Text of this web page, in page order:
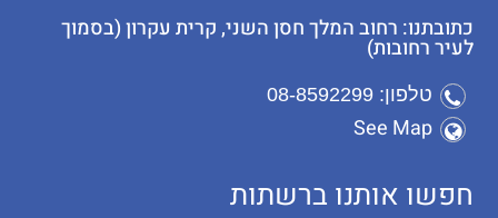
כתובתנו: רחוב המלך חסן השני, קרית עקרון (בסמוך
לעיר רחובות)
טלפון: 08-8592299
See Map
חפשו אותנו ברשתות